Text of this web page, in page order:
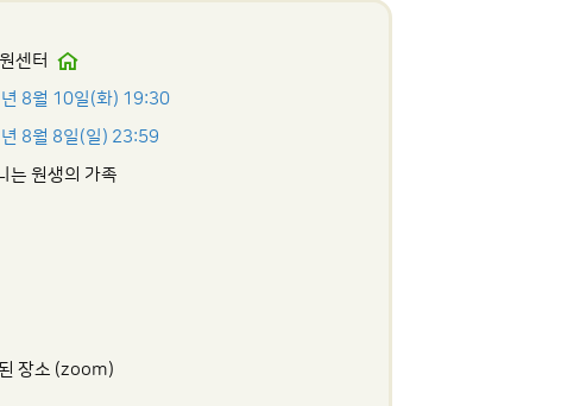
센터
8월 10일(화) 19:30
8월 8일(일) 23:59
는 원생의 가족
장소 (zoom)